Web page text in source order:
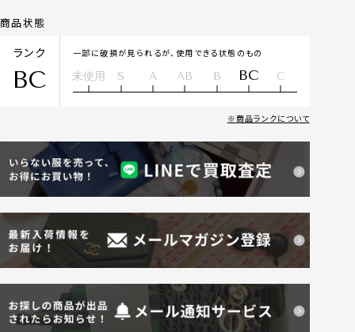
商品状態
ランク
BC
一部に破損が見られるが、使用できる状態のもの
未使用 S A AB B BC C
商品ランクについて